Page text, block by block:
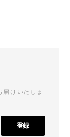
届けいたしま
登録